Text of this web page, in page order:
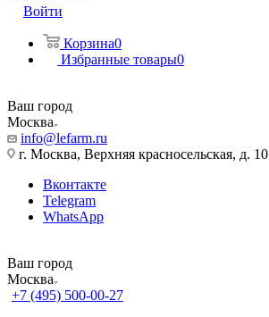
Войти
Корзина0
Избранные товары0
Ваш город
Москва
info@lefarm.ru
г. Москва, Верхняя красносельская, д. 10
Вконтакте
Telegram
WhatsApp
Ваш город
Москва
+7 (495) 500-00-27